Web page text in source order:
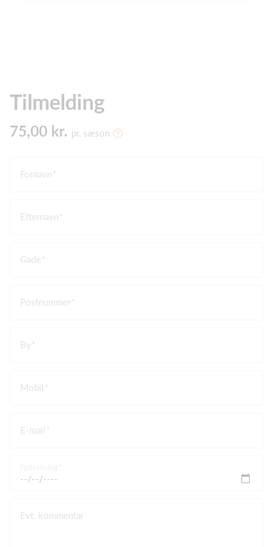
Tilmelding
75,00 kr. pr. sæson
Fornavn
Efternavn
Gade
Postnummer
By
Mobil
E-mail
Evt. kommentar